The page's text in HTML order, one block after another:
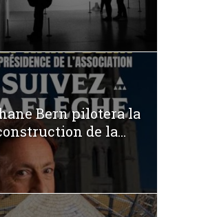
Bern pilotera la
de la...